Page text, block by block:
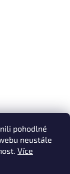
pohodlné
neustále
Více